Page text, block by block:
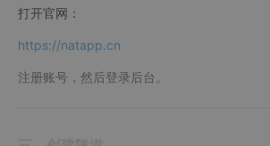
打开官网：
https://natapp.cn
注册账号，然后登录后台。